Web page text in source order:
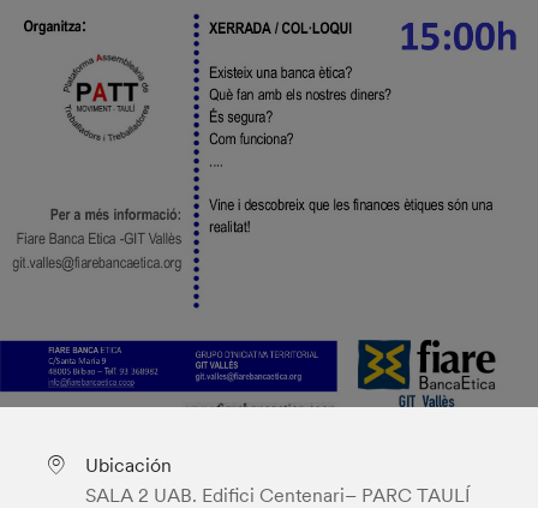
Ubicación
SALA 2 UAB. Edifici Centenari– PARC TAULÍ